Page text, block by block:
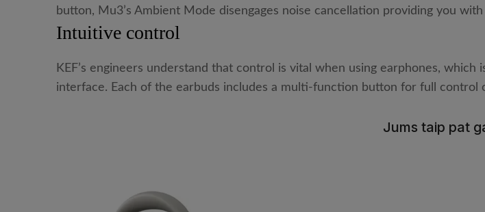
button, Mu3’s Ambient Mode disengages noise cancellation providing you
Intuitive control
KEF’s engineers understand that control is vital when using earphones,
interface. Each of the earbuds includes a multi-function button for full control
Jums taip pat